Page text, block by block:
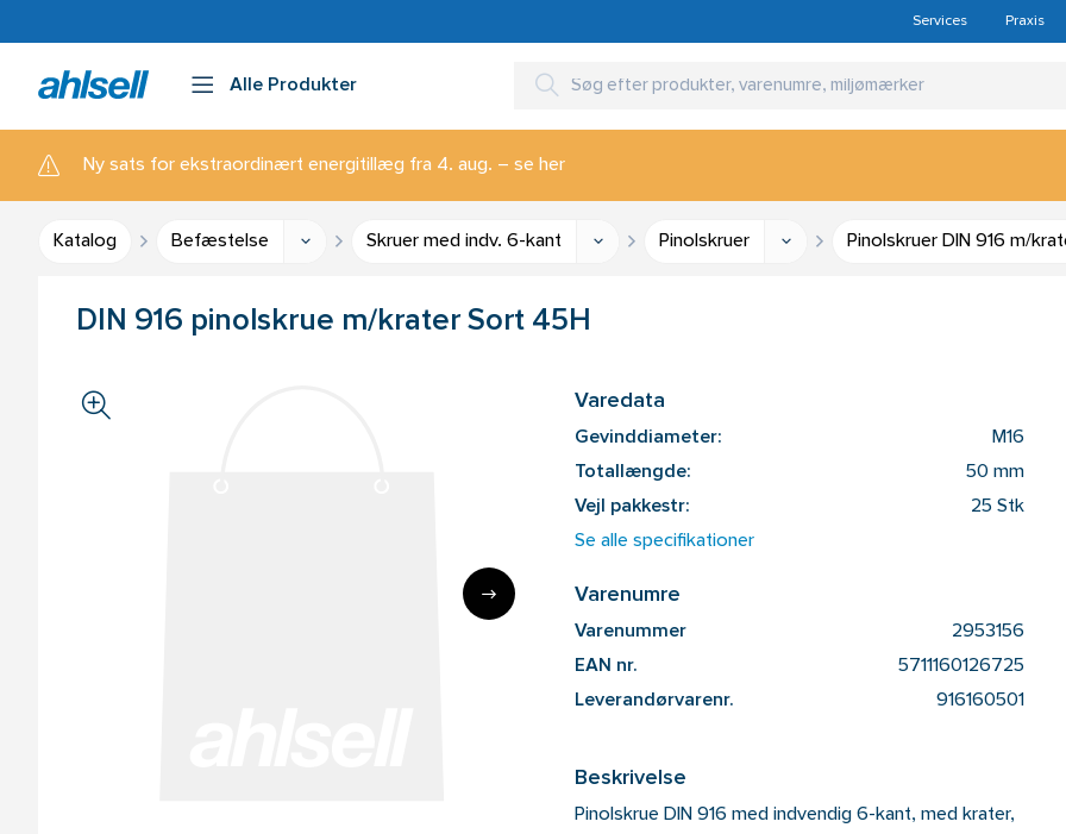
Services Praxis
Alle Produkter
Ny sats for ekstraordinært energitillæg fra 4. aug. – se her
Katalog Befæstelse Skruer med indv. 6-kant Pinolskruer Pinolskruer DIN 916 m/
DIN 916 pinolskrue m/krater Sort 45H
Varedata
Gevinddiameter: M16
Totallængde: 50 mm
Vejl pakkestr: 25 Stk
Se alle specifikationer
Varenumre
Varenummer 2953156
EAN nr. 5711160126725
Leverandørvarenr. 916160501
Beskrivelse
Pinolskrue DIN 916 med indvendig 6-kant, med krater,